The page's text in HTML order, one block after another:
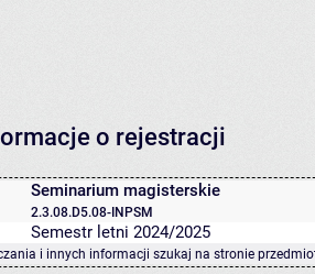
o rejestracji
Seminarium magisterskie
2.3.08.D5.08-INPSM
Semestr letni 2024/2025
i innych informacji szukaj na stronie